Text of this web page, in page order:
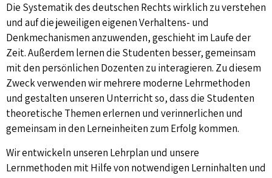
Die Systematik des deutschen Rechts wirklich zu verstehen
und auf die jeweiligen eigenen Verhaltens- und
Denkmechanismen anzuwenden, geschieht im Laufe der
Zeit. Außerdem lernen die Studenten besser, gemeinsam
mit den persönlichen Dozenten zu interagieren. Zu diesem
Zweck verwenden wir mehrere moderne Lehrmethoden
und gestalten unseren Unterricht so, dass die Studenten
theoretische Themen erlernen und verinnerlichen und
gemeinsam in den Lerneinheiten zum Erfolg kommen.
Wir entwickeln unseren Lehrplan und unsere
Lernmethoden mit Hilfe von notwendigen Lerninhalten und